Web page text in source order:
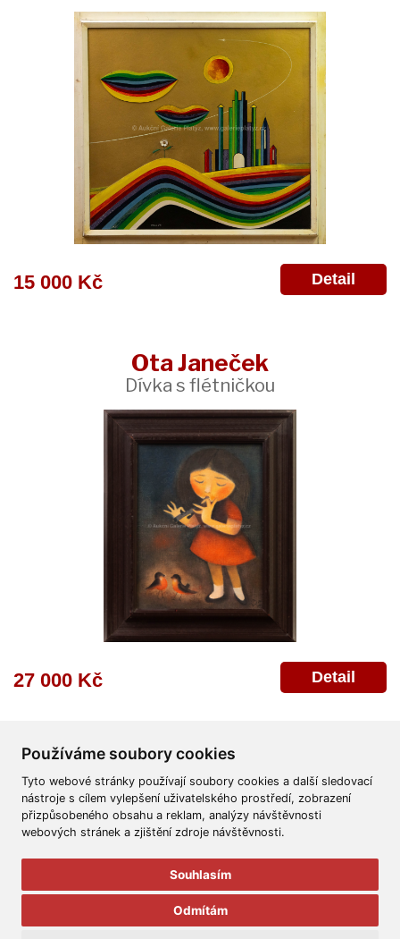
Používáme soubory cookies
Tyto webové stránky používají soubory cookies a další sledovací
nástroje s cílem vylepšení uživatelského prostředí, zobrazení
přizpůsobeného obsahu a reklam, analýzy návštěvnosti
webových stránek a zjištění zdroje návštěvnosti.
Souhlasím
Odmítám
15 000 Kč Detail
Ota Janeček
Dívka s flétničkou
27 000 Kč Detail
Všeobecné obchodní podmínky Reklamační řád
Ochrana osobních údajů
Všechna práva vyhrazena.